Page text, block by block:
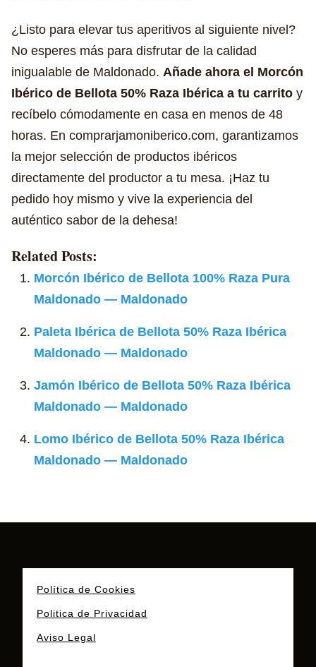
¿Listo para elevar tus aperitivos al siguiente nivel?
No esperes más para disfrutar de la calidad
inigualable de Maldonado. Añade ahora el Morcón
Ibérico de Bellota 50% Raza Ibérica a tu carrito y
recíbelo cómodamente en casa en menos de 48
horas. En comprarjamoniberico.com, garantizamos
la mejor selección de productos ibéricos
directamente del productor a tu mesa. ¡Haz tu
pedido hoy mismo y vive la experiencia del
auténtico sabor de la dehesa!
Related Posts:
Morcón Ibérico de Bellota 100% Raza Pura
Maldonado — Maldonado
Paleta Ibérica de Bellota 50% Raza Ibérica
Maldonado — Maldonado
Jamón Ibérico de Bellota 50% Raza Ibérica
Maldonado — Maldonado
Lomo Ibérico de Bellota 50% Raza Ibérica
Maldonado — Maldonado
Política de Cookies
Politica de Privacidad
Aviso Legal